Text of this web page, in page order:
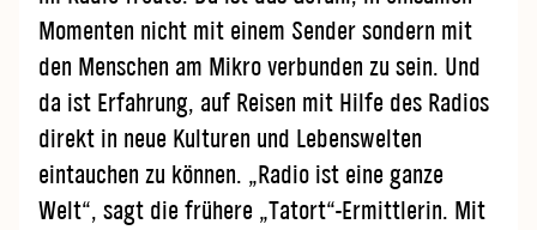
Momenten nicht mit einem Sender sondern mit
den Menschen am Mikro verbunden zu sein. Und
da ist Erfahrung, auf Reisen mit Hilfe des Radios
direkt in neue Kulturen und Lebenswelten
eintauchen zu können. „Radio ist eine ganze
Welt“, sagt die frühere „Tatort“-Ermittlerin. Mit